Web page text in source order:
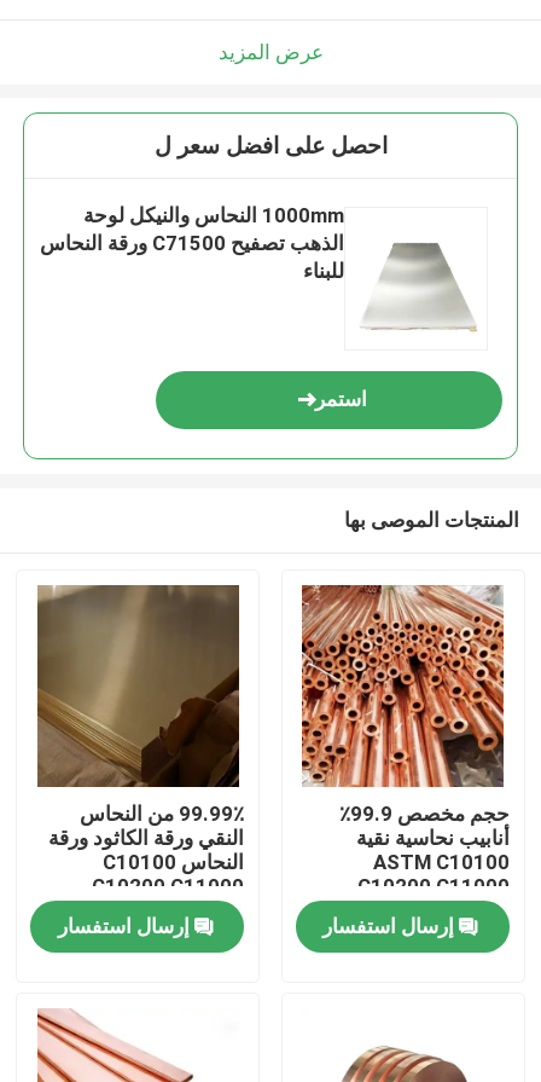
المنزل
حولنا
عرض المزيد
احصل على افضل سعر ل
1000mm النحاس والنيكل لوحة
الذهب تصفيح C71500 ورقة النحاس
للبناء
استمر
المنتجات الموصى بها
حجم مخصص 99.9٪
أنابيب نحاسية نقية
ASTM C10100
C10200 C11000
للصناعة
إرسال استفسار
99.99٪ من النحاس
النقي ورقة الكاثود ورقة
النحاس C10100
C10200 C11000
C10300 T2 لوحة
مسطحةإرسال استفسار